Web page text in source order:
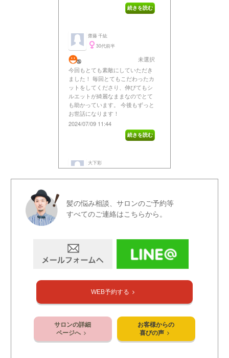
髪の悩み相談、サロンのご予約等
すべてのご連絡はこちらから。
WEB予約する
サロンの詳細
ページへ
お客様からの
喜びの声